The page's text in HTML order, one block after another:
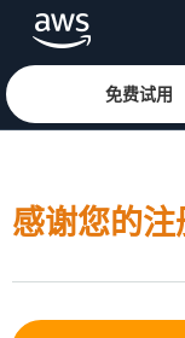
免费试用
感谢您的注